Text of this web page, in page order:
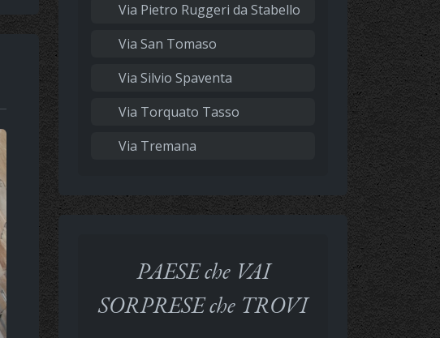
Via Pietro Ruggeri da Stabello
Via San Tomaso
Via Silvio Spaventa
Via Torquato Tasso
Via Tremana
PAESE che VAI
SORPRESE che TROVI